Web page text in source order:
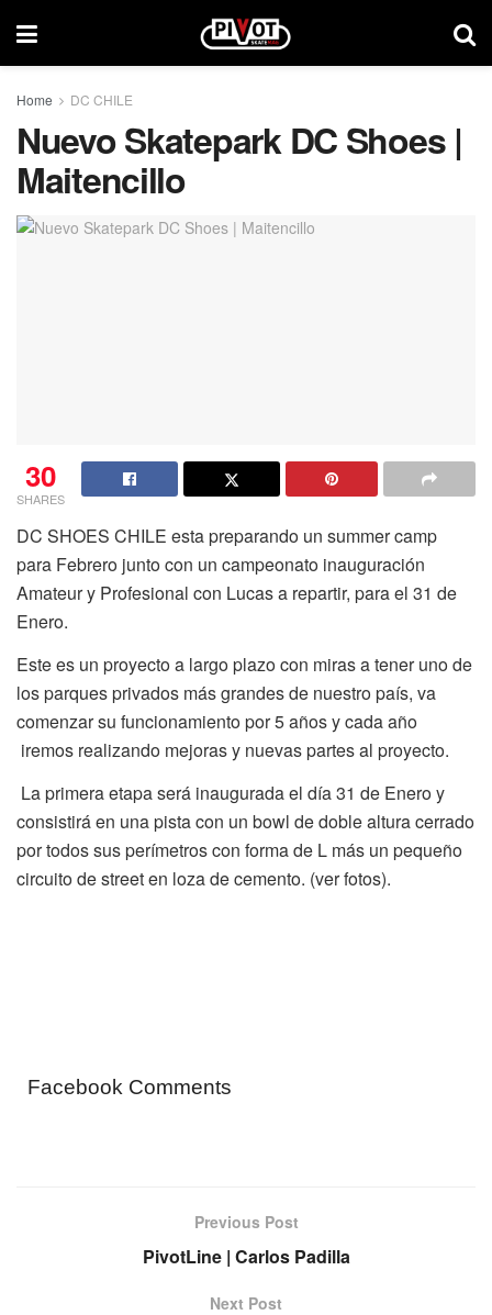
Home DC CHILE
Nuevo Skatepark DC Shoes |
Maitencillo
30
SHARES
DC SHOES CHILE esta preparando un summer camp
para Febrero junto con un campeonato inauguración
Amateur y Profesional con Lucas a repartir, para el 31 de
Enero.
Este es un proyecto a largo plazo con miras a tener uno de
los parques privados más grandes de nuestro país, va
comenzar su funcionamiento por 5 años y cada año
iremos realizando mejoras y nuevas partes al proyecto.
La primera etapa será inaugurada el día 31 de Enero y
consistirá en una pista con un bowl de doble altura cerrado
por todos sus perímetros con forma de L más un pequeño
circuito de street en loza de cemento. (ver fotos).
Facebook Comments
Previous Post
PivotLine | Carlos Padilla
Next Post